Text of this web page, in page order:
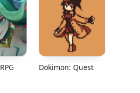
Dokimon: Quest